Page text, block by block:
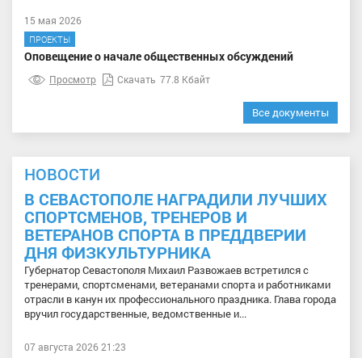
15 мая 2026
ПРОЕКТЫ
Оповещение о начале общественных обсуждений
Просмотр Скачать 77.8 Кбайт
Все документы
НОВОСТИ
В СЕВАСТОПОЛЕ НАГРАДИЛИ ЛУЧШИХ
СПОРТСМЕНОВ, ТРЕНЕРОВ И
ВЕТЕРАНОВ СПОРТА В ПРЕДДВЕРИИ
ДНЯ ФИЗКУЛЬТУРНИКА
Губернатор Севастополя Михаил Развожаев встретился с
тренерами, спортсменами, ветеранами спорта и работниками
отрасли в канун их профессионального праздника. Глава города
вручил государственные, ведомственные и...
07 августа 2026 21:23